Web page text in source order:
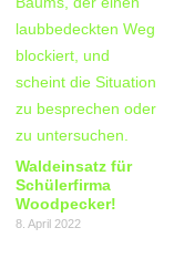
Waldeinsatz für
Schülerfirma
Woodpecker!
8. April 2022